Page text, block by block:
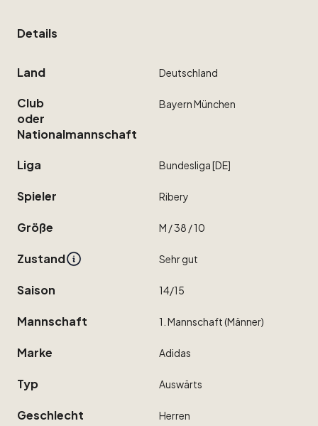
Details
Land Deutschland
Club
oder
Nationalmannschaft
BayernMünchen
Liga Bundesliga[DE]
Spieler Ribery
Größe M ​/​38 ​/​10
Zustand Sehrgut
Saison 14​/​15
Mannschaft 1. Mannschaft(Männer)
Marke Adidas
Typ Auswärts
Geschlecht Herren